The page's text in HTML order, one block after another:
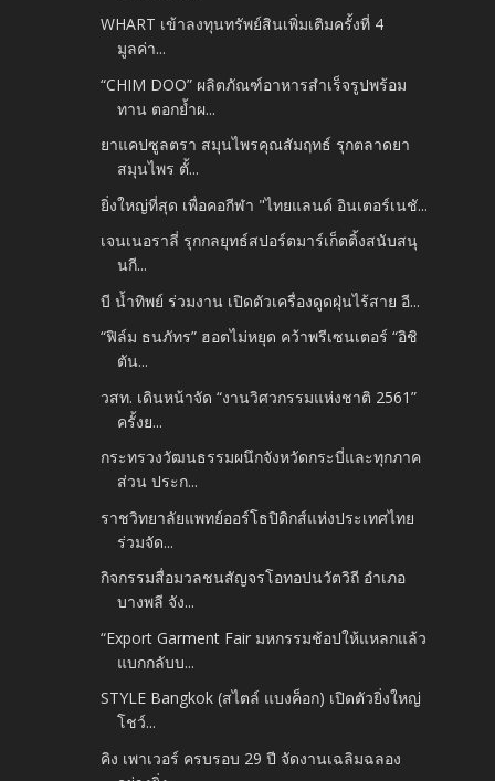
WHART เข้าลงทุนทรัพย์สินเพิ่มเติมครั้งที่ 4
มูลค่า...
“CHIM DOO” ผลิตภัณฑ์อาหารสำเร็จรูปพร้อม
ทาน ตอกย้ำผ...
ยาแคปซูลตรา สมุนไพรคุณสัมฤทธ์ รุกตลาดยา
สมุนไพร ตั้...
ยิ่งใหญ่ที่สุด เพื่อคอกีฬา "ไทยแลนด์ อินเตอร์เนชั...
เจนเนอราลี่ รุกกลยุทธ์สปอร์ตมาร์เก็ตติ้งสนับสนุ
นกี...
บี น้ำทิพย์ ร่วมงาน เปิดตัวเครื่องดูดฝุ่นไร้สาย อี...
“ฟิล์ม ธนภัทร” ฮอตไม่หยุด คว้าพรีเซนเตอร์ “อิชิ
ตัน...
วสท. เดินหน้าจัด “งานวิศวกรรมแห่งชาติ 2561”
ครั้งย...
กระทรวงวัฒนธรรมผนึกจังหวัดกระบี่และทุกภาค
ส่วน ประก...
ราชวิทยาลัยแพทย์ออร์โธปิดิกส์แห่งประเทศไทย
ร่วมจัด...
กิจกรรมสื่อมวลชนสัญจรโอทอปนวัตวิถี อำเภอ
บางพลี จัง...
“Export Garment Fair มหกรรมช้อปให้แหลกแล้ว
แบกกลับบ...
STYLE Bangkok (สไตล์ แบงค็อก) เปิดตัวยิ่งใหญ่
โชว์...
คิง เพาเวอร์ ครบรอบ 29 ปี จัดงานเฉลิมฉลอง